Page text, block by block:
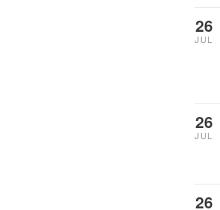
26
JUL
26
JUL
26